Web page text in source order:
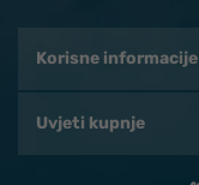
Korisne informacije
Uvjeti kupnje